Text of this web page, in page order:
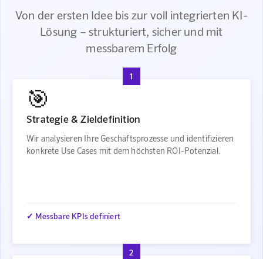
Von der ersten Idee bis zur voll integrierten KI-
Lösung – strukturiert, sicher und mit
messbarem Erfolg
1
🎯
Strategie & Zieldefinition
Wir analysieren Ihre Geschäftsprozesse und identifizieren
konkrete Use Cases mit dem höchsten ROI-Potenzial.
✓ Messbare KPIs definiert
2